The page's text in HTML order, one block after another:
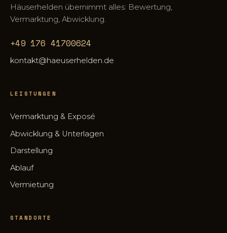
Häuserhelden übernimmt alles: Bewertung,
Vermarktung, Abwicklung.
+49 176 41700624
kontakt@haeuserhelden.de
LEISTUNGEN
Vermarktung & Exposé
Abwicklung & Unterlagen
Darstellung
Ablauf
Vermietung
STANDORTE